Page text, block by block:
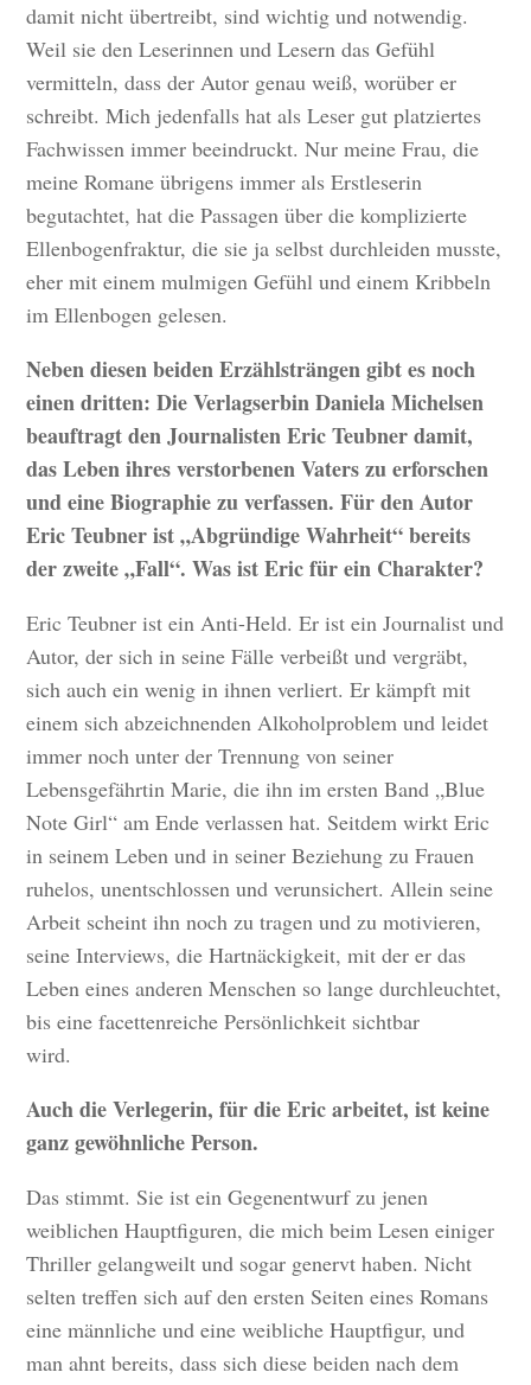
damit nicht übertreibt, sind wichtig und notwendig.
Weil sie den Leserinnen und Lesern das Gefühl
vermitteln, dass der Autor genau weiß, worüber er
schreibt. Mich jedenfalls hat als Leser gut platziertes
Fachwissen immer beeindruckt. Nur meine Frau, die
meine Romane übrigens immer als Erstleserin
begutachtet, hat die Passagen über die komplizierte
Ellenbogenfraktur, die sie ja selbst durchleiden musste,
eher mit einem mulmigen Gefühl und einem Kribbeln
im Ellenbogen gelesen.
Neben diesen beiden Erzählsträngen gibt es noch
einen dritten: Die Verlagserbin Daniela Michelsen
beauftragt den Journalisten Eric Teubner damit,
das Leben ihres verstorbenen Vaters zu erforschen
und eine Biographie zu verfassen. Für den Autor
Eric Teubner ist „Abgründige Wahrheit“ bereits
der zweite „Fall“. Was ist Eric für ein Charakter?
Eric Teubner ist ein Anti-Held. Er ist ein Journalist und
Autor, der sich in seine Fälle verbeißt und vergräbt,
sich auch ein wenig in ihnen verliert. Er kämpft mit
einem sich abzeichnenden Alkoholproblem und leidet
immer noch unter der Trennung von seiner
Lebensgefährtin Marie, die ihn im ersten Band „Blue
Note Girl“ am Ende verlassen hat. Seitdem wirkt Eric
in seinem Leben und in seiner Beziehung zu Frauen
ruhelos, unentschlossen und verunsichert. Allein seine
Arbeit scheint ihn noch zu tragen und zu motivieren,
seine Interviews, die Hartnäckigkeit, mit der er das
Leben eines anderen Menschen so lange durchleuchtet,
bis eine facettenreiche Persönlichkeit sichtbar
wird.
Auch die Verlegerin, für die Eric arbeitet, ist keine
ganz gewöhnliche Person.
Das stimmt. Sie ist ein Gegenentwurf zu jenen
weiblichen Hauptfiguren, die mich beim Lesen einiger
Thriller gelangweilt und sogar genervt haben. Nicht
selten treffen sich auf den ersten Seiten eines Romans
eine männliche und eine weibliche Hauptfigur, und
man ahnt bereits, dass sich diese beiden nach dem